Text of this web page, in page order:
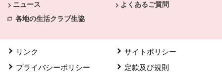
ニュース
よくあるご質問
各地の生活クラブ生協
リンク
サイトポリシー
プライバシーポリシー
定款及び規則